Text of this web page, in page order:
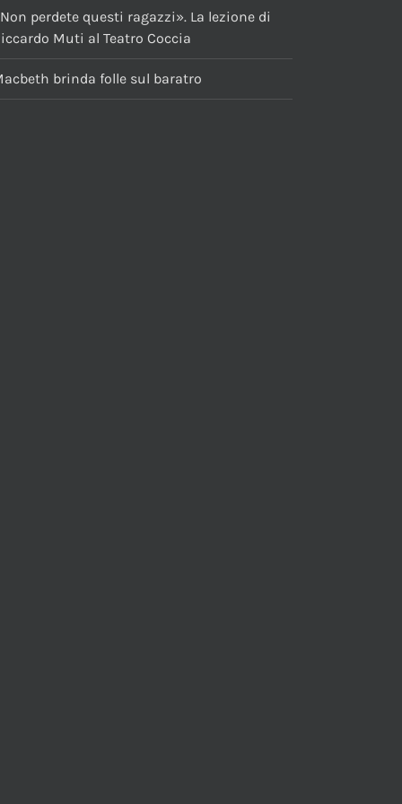
perdete questi ragazzi». La lezione di
Muti al Teatro Coccia
brinda folle sul baratro